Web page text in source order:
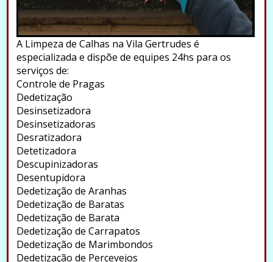
A Limpeza de Calhas na Vila Gertrudes é
especializada e dispõe de equipes 24hs para os
serviços de:
Controle de Pragas
Dedetização
Desinsetizadora
Desinsetizadoras
Desratizadora
Detetizadora
Descupinizadoras
Desentupidora
Dedetização de Aranhas
Dedetização de Baratas
Dedetização de Barata
Dedetização de Carrapatos
Dedetização de Marimbondos
Dedetização de Percevejos